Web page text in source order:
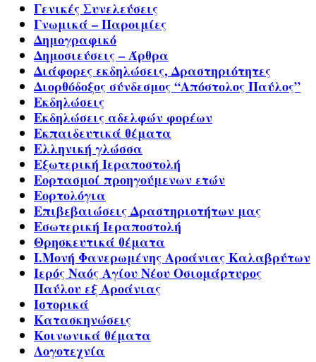
Γενικές Συνελεύσεις
Γνωμικά – Παροιμίες
Δημογραφικό
Δημοσιεύσεις – Άρθρα
Διάφορες εκδηλώσεις, Δραστηριότητες
Διορθόδοξος σύνδεσμος “Απόστολος Παύλος”
Εκδηλώσεις
Εκδηλώσεις αδελφών φορέων
Εκπαιδευτικά θέματα
Ελληνική γλώσσα
Εξωτερική Ιεραποστολή
Εορτασμοί προηγούμενων ετών
Εορτολόγια
Επιβεβαιώσεις Δραστηριοτήτων μας
Εσωτερική Ιεραποστολή
Θρησκευτικά θέματα
Ι.Μονή Φανερωμένης Αροάνιας Καλαβρύτων
Ιερός Ναός Αγίου Νέου Οσιομάρτυρος
Παύλου εξ Αροάνιας
Ιστορικά
Κατασκηνώσεις
Κοινωνικά θέματα
Λογοτεχνία